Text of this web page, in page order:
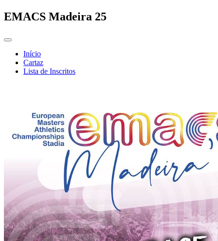
EMACS Madeira 25
Início
Cartaz
Lista de Inscritos